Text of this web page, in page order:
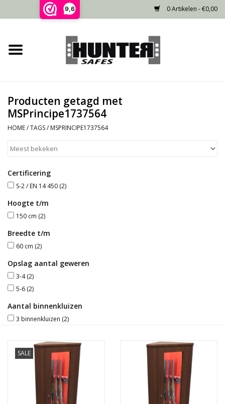
9,6 0 Artikelen - €0,00
Home
Gecertificeerd
Niet gecertificeerd
Recente projecten
Opties
Blog
Producten getagd met
MSPrincipe1737564
HOME/TAGS/ MSPRINCIPE1737564
Certificering
S-2 / EN 14 450 (2)
Hoogte t/m
150 cm (2)
Breedte t/m
60 cm (2)
Opslag aantal geweren
3-4(2)
5-6 (2)
Aantal binnenkluizen
3 binnenkluizen (2)
SALE